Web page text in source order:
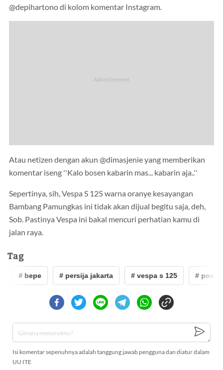
@depihartono di kolom komentar Instagram.
Atau netizen dengan akun @dimasjenie yang memberikan
komentar iseng ''Kalo bosen kabarin mas... kabarin aja..''
Sepertinya, sih, Vespa S 125 warna oranye kesayangan
Bambang Pamungkas ini tidak akan dijual begitu saja, deh,
Sob. Pastinya Vespa ini bakal mencuri perhatian kamu di
jalan raya.
Tag
# bepe # persija jakarta # vespa s 125 # pos
Isi komentar sepenuhnya adalah tanggung jawab pengguna dan diatur dalam
UU ITE